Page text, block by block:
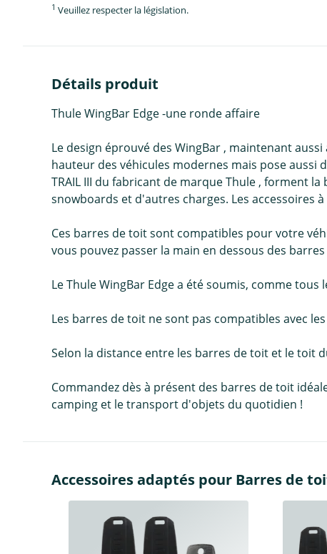
1 Veuillez respecter la législation.
Détails produit
Thule WingBar Edge -une ronde affaire
Le design éprouvé des WingBar , maintenant
hauteur des véhicules modernes mais pose aussi
TRAIL III du fabricant de marque Thule , forment
snowboards et d'autres charges. Les accessoires
Ces barres de toit sont compatibles pour votre
vous pouvez passer la main en dessous des
Le Thule WingBar Edge a été soumis, comme
Les barres de toit ne sont pas compatibles avec
Selon la distance entre les barres de toit et le
Commandez dès à présent des barres de toit
camping et le transport d'objets du quotidien !
Accessoires adaptés pour Barres de